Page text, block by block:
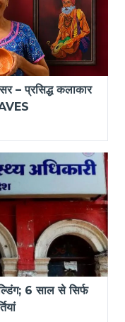
– प्रसिद्ध कलाकार
HOTEL
6 साल से सिर्फ